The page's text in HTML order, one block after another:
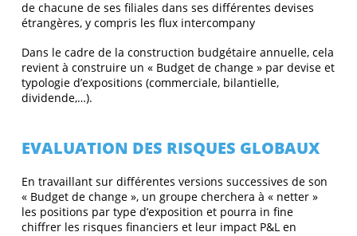
de chacune de ses filiales dans ses différentes devises
étrangères, y compris les flux intercompany
Dans le cadre de la construction budgétaire annuelle, cela
revient à construire un « Budget de change » par devise et
typologie d’expositions (commerciale, bilantielle,
dividende,…).
EVALUATION DES RISQUES GLOBAUX
En travaillant sur différentes versions successives de son
« Budget de change », un groupe cherchera à « netter »
les positions par type d’exposition et pourra in fine
chiffrer les risques financiers et leur impact P&L en